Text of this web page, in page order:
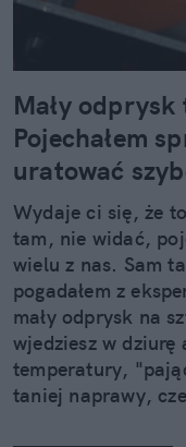
Mały
Pojechałem
uratować
Wydaje ci się, że
tam, nie widać,
wielu z nas. Sam
pogadałem z
mały odprysk na
wjedziesz w dziurę
temperatury,
taniej naprawy,